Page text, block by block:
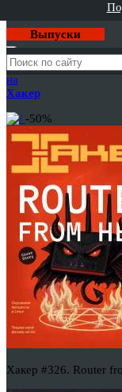
Выпуски
Годовая
подписка
на
Хакер
-50%
Хакер #326. Router